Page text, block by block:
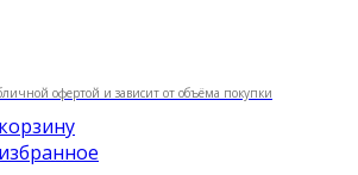
офертой и зависит от объёма покупки